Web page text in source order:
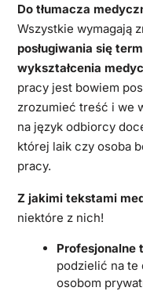
Do tłumacza
Wszystkie wymagają
posługiwania się
wykształcenia
pracy jest bowiem
zrozumieć treść i we
na język odbiorcy
której laik czy osoba
pracy.
Z jakimi tekstami
niektóre z nich!
Profesjonalne
podzielić na te
osobom